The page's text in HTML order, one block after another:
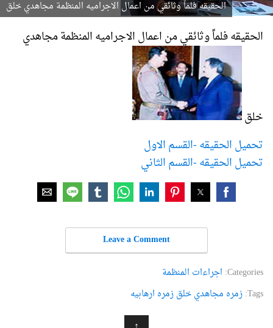
الحقيقه فلماً وثائقي من اعمال الاجراميه المنظمة مجاهدي خلق
الحقيقه فلماً وثائقي من اعمال الاجراميه المنظمة مجاهدي
خلق
تحميل الحقيقه -القسم الاول
تحميل الحقيقه -القسم الثاني
Leave a Comment
Categories: اجراءات المنظمة
Tags: زمره مجاهدي خلق زمره ارهابیه